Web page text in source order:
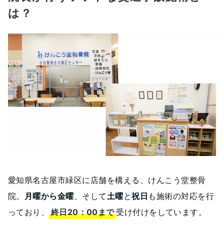
は？
愛知県名古屋市緑区に店舗を構える、けんこう堂整骨
院。
月曜から金曜、そして土曜と祝日 も施術の対応を行
っており、終日20：00まで 受け付けをしています。